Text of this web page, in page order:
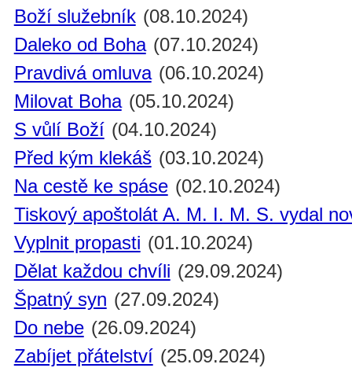
Boží služebník (08.10.2024)
Daleko od Boha (07.10.2024)
Pravdivá omluva (06.10.2024)
Milovat Boha (05.10.2024)
S vůlí Boží (04.10.2024)
Před kým klekáš (03.10.2024)
Na cestě ke spáse (02.10.2024)
Tiskový apoštolát A. M. I. M. S. vydal
Vyplnit propasti (01.10.2024)
Dělat každou chvíli (29.09.2024)
Špatný syn (27.09.2024)
Do nebe (26.09.2024)
Zabíjet přátelství (25.09.2024)